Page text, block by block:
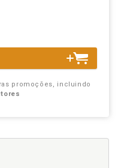
promoções, incluindo